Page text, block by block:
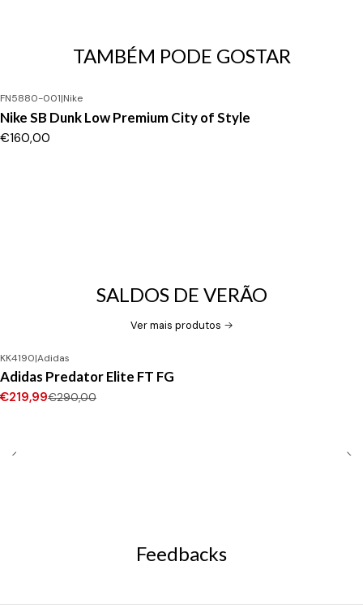
TAMBÉM PODE GOSTAR
FN5880-001|Nike
Nike SB Dunk Low Premium City of Style
€160,00
SALDOS DE VERÃO
Ver mais produtos
-24%DESCONTO
Novo
KK4190|Adidas
Adidas Predator Elite FT FG
€219,99€290,00
Feedbacks